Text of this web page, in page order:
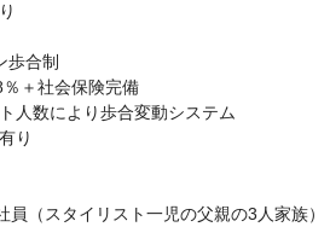
歩合制
＋社会保険完備
人数により歩合変動システム
り
員（スタイリスト一児の父親の3人家族）